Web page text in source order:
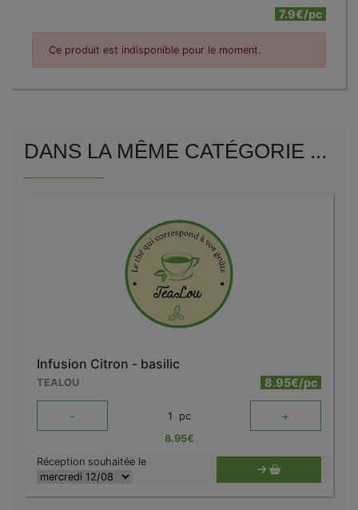
7.9€/pc
Ce produit est indisponible pour le moment.
DANS LA MÊME CATÉGORIE ...
Infusion Citron - basilic
TEALOU 8.95€/pc
- 1 pc +
8.95€
Réception souhaitée le